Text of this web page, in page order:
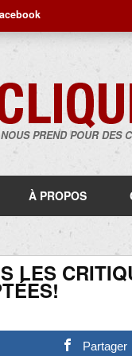
PREND POUR DES
À PROPOS
LES
Partager